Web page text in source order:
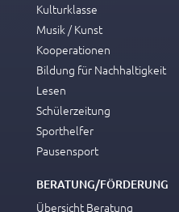
Kulturklasse
Musik / Kunst
Kooperationen
Bildung für Nachhaltigkeit
Lesen
Schülerzeitung
Sporthelfer
Pausensport
BERATUNG/FÖRDERUNG
Übersicht Beratung